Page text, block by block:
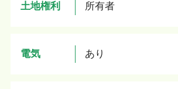
土地権利 所有者
電気 あり